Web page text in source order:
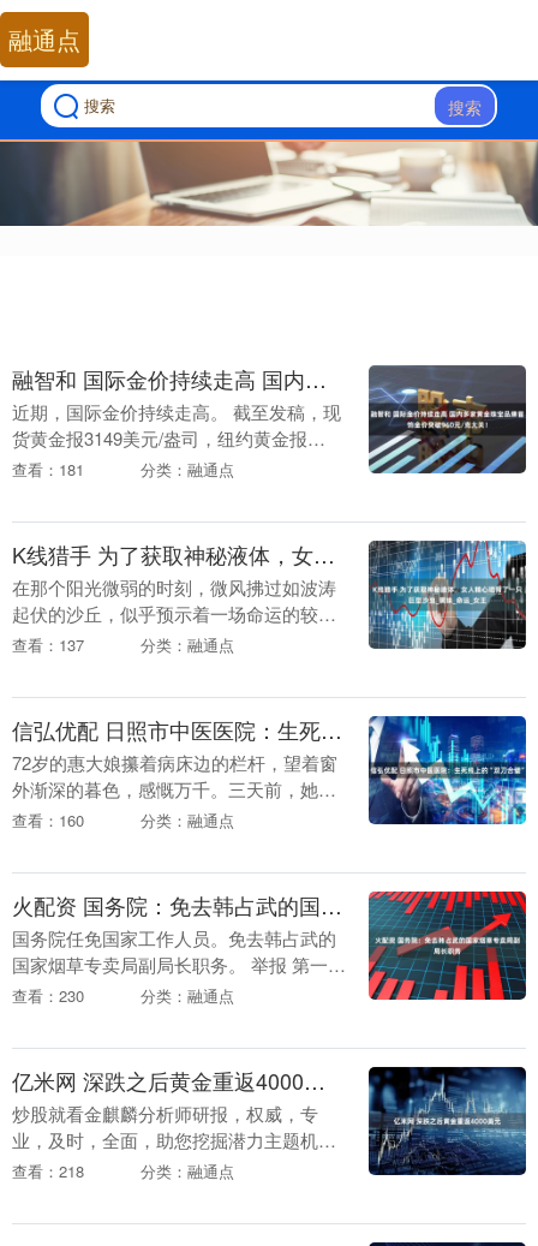
搜索
融通点
融智和 国际金价持续走高 国内多家黄金珠宝品牌首饰金价突破960元/克大关！
近期，国际金价持续走高。 截至发稿，现
货黄金报3149美元/盎司，纽约黄金报
3169.54美元/盎司。 上海黄金交易所现货
查看：181 分类：融通点
K线猎手 为了获取神秘液体，女人精心培育了一只巨型沙虫_黑妹_命运_女王
在那个阳光微弱的时刻，微风拂过如波涛
起伏的沙丘，似乎预示着一场命运的较量
即将展开。黑妹，一个饱受沙漠吞噬却又
珍贵的存在。那是....
查看：137 分类：融通点
信弘优配 日照市中医医院：生死线上的“双刀合璧”
72岁的惠大娘攥着病床边的栏杆，望着窗
外渐深的暮色，感慨万千。三天前，她刚
刚经历了一场改变命运的手术——在同一
除。这场突破传统....
查看：160 分类：融通点
火配资 国务院：免去韩占武的国家烟草专卖局副局长职务
国务院任免国家工作人员。免去韩占武的
国家烟草专卖局副局长职务。 举报 第一财
经广告合作，请点击这里此内容为第一财
一财经书面授....
查看：230 分类：融通点
亿米网 深跌之后黄金重返4000美元
炒股就看金麒麟分析师研报，权威，专
业，及时，全面，助您挖掘潜力主题机
会！ 来源：北京商报 现货黄金在连涨多月
期上演“高台....
查看：218 分类：融通点